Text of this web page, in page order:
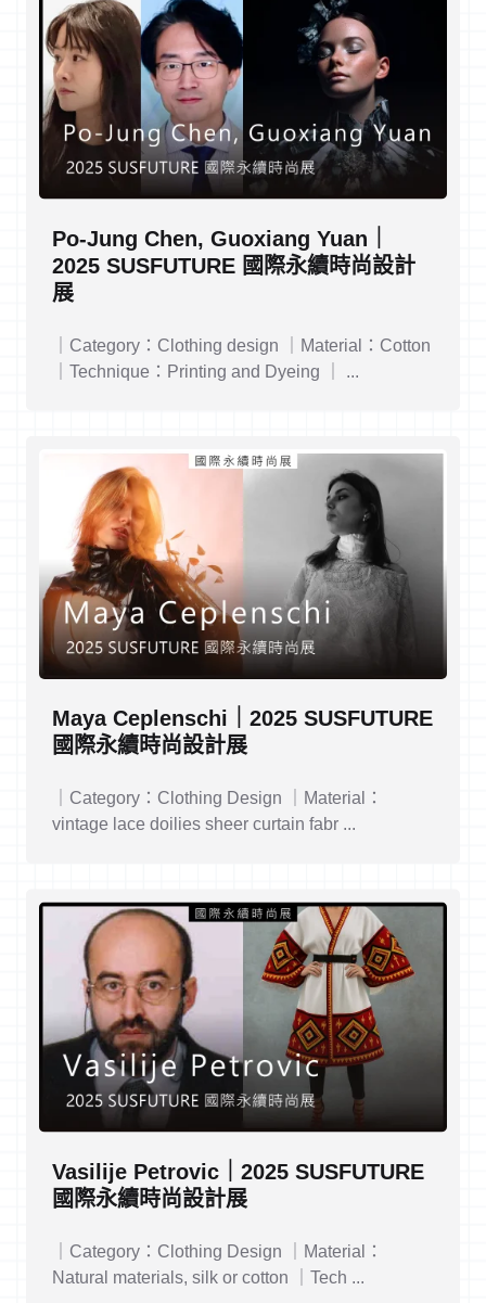
Po-Jung Chen, Guoxiang Yuan｜
2025 SUSFUTURE 國際永續時尚設計
展
｜Category：Clothing design ｜Material：Cotton
｜Technique：Printing and Dyeing ｜ ...
Maya Ceplenschi｜2025 SUSFUTURE
國際永續時尚設計展
｜Category：Clothing Design ｜Material：
vintage lace doilies sheer curtain fabr ...
Vasilije Petrovic｜2025 SUSFUTURE
國際永續時尚設計展
｜Category：Clothing Design ｜Material：
Natural materials, silk or cotton ｜Tech ...